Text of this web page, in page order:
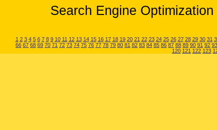
Search Engine
1 2 3 4 5 6 7 8 9 10 11 12 13 14 15 16 17 18 19 20 21 22 23 24 25 26 27 28 29 30 31
66 67 68 69 70 71 72 73 74 75 76 77 78 79 80 81 82 83 84 85 86 87 88 89 90 91 92 93
120 121 122 123